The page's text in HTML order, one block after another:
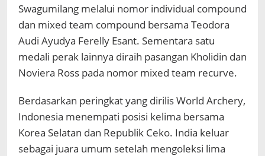
Swagumilang melalui nomor individual compound
dan mixed team compound bersama Teodora
Audi Ayudya Ferelly Esant. Sementara satu
medali perak lainnya diraih pasangan Kholidin dan
Noviera Ross pada nomor mixed team recurve.
Berdasarkan peringkat yang dirilis World Archery,
Indonesia menempati posisi kelima bersama
Korea Selatan dan Republik Ceko. India keluar
sebagai juara umum setelah mengoleksi lima